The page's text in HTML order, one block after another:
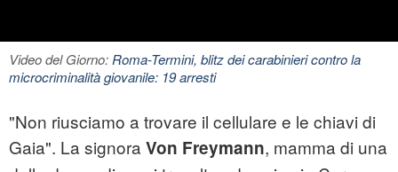
Video del Giorno:Roma-Termini, blitz dei carabinieri contro la
microcriminalità giovanile: 19 arresti
"Non riusciamo a trovare il cellulare e le chiavi di
Gaia". La signora Von Freymann, mamma di una